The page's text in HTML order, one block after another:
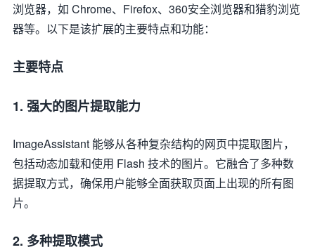
浏览器，如 Chrome、Firefox、360安全浏览器和猎豹浏览
器等。以下是该扩展的主要特点和功能：
主要特点
1. 强大的图片提取能力
ImageAssistant 能够从各种复杂结构的网页中提取图片，
包括动态加载和使用 Flash 技术的图片。它融合了多种数
据提取方式，确保用户能够全面获取页面上出现的所有图
片。
2. 多种提取模式